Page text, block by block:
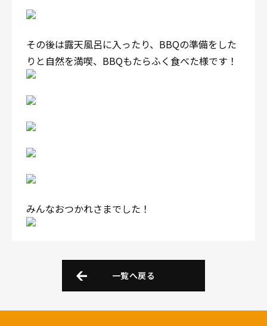
その後は露天風呂に入ったり、BBQの準備をした
りと自然を満喫、BBQもたらふく食べた様です！
みんなおつかれさまでした！
一覧へ戻る